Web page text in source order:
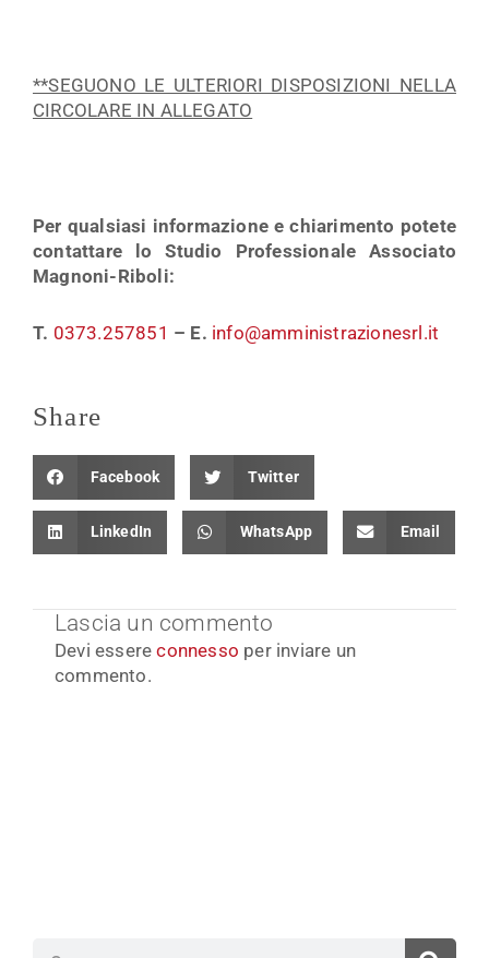
**SEGUONO LE ULTERIORI DISPOSIZIONI NELLA
CIRCOLARE IN ALLEGATO
Per qualsiasi informazione e chiarimento potete
contattare lo Studio Professionale Associato
Magnoni-Riboli:
T. 0373.257851 – E. info@amministrazionesrl.it
Share
Facebook Twitter
LinkedIn WhatsApp Email
Lascia un commento
Devi essereconnesso per inviare un
commento.